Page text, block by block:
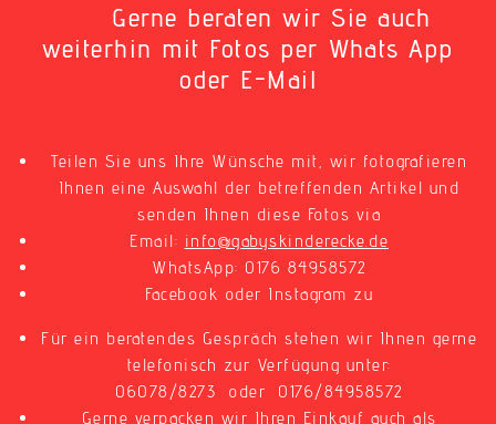
Gerne beraten wir Sie auch
weiterhin mit Fotos per Whats App
oder E-Mail
Teilen Sie uns Ihre Wünsche mit, wir fotografieren
Ihnen eine Auswahl der betreffenden Artikel und
senden Ihnen diese Fotos via
Email: info@gabyskinderecke.de
WhatsApp: 0176 84958572
Facebook oder Instagram zu
Für ein beratendes Gespräch stehen wir Ihnen gerne
telefonisch zur Verfügung unter:
06078/8273 oder 0176/84958572
Gerne verpacken wir Ihren Einkauf auch als